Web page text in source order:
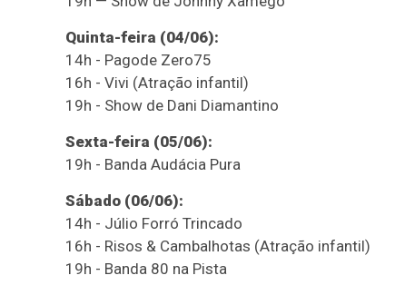
Quinta-feira (04/06):
14h - Pagode Zero75
16h - Vivi (Atração infantil)
19h - Show de Dani Diamantino
Sexta-feira (05/06):
19h - Banda Audácia Pura
Sábado (06/06):
14h - Júlio Forró Trincado
16h - Risos & Cambalhotas (Atração infantil)
19h - Banda 80 na Pista